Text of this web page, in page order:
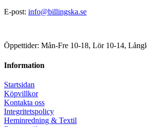
E-post: info@billingska.se
Öppettider: Mån-Fre 10-18, Lör 10-14,
Information
Startsidan
Köpvillkor
Kontakta oss
Integritetspolicy
Heminredning & Textil